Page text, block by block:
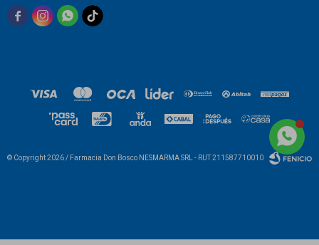
  
© Copyright 2026 / Farmacia Don Bosco NESMARMA SRL - RUT 211587710010